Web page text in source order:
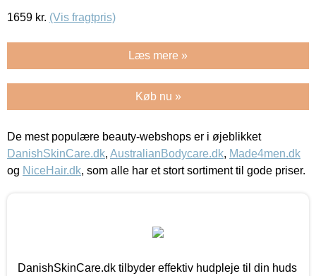
1659 kr. (Vis fragtpris)
Læs mere »
Køb nu »
De mest populære beauty-webshops er i øjeblikket
DanishSkinCare.dk, AustralianBodycare.dk, Made4men.dk
og NiceHair.dk, som alle har et stort sortiment til gode priser.
DanishSkinCare.dk tilbyder effektiv hudpleje til din huds